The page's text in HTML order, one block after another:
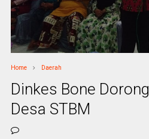
Home Daerah
Dinkes Bone
Desa STBM